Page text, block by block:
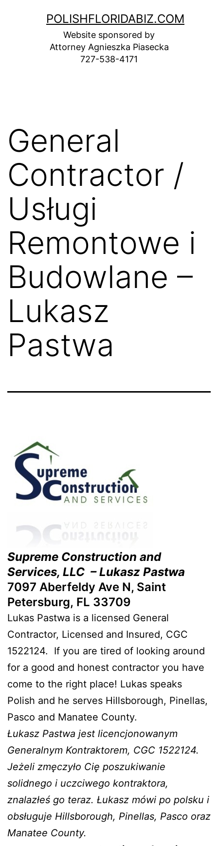
POLISHFLORIDABIZ.COM
Website sponsored by
Attorney Agnieszka Piasecka
727-538-4171
General
Contractor /
Usługi
Remontowe i
Budowlane –
Lukasz
Pastwa
Supreme Construction and
Services, LLC – Lukasz Pastwa
7097 Aberfeldy Ave N, Saint
Petersburg, FL 33709
Lukas Pastwa is a licensed General
Contractor, Licensed and Insured, CGC
1522124. If you are tired of looking around
for a good and honest contractor you have
come to the right place! Lukas speaks
Polish and he serves Hillsborough, Pinellas,
Pasco and Manatee County.
Łukasz Pastwa jest licencjonowanym
Generalnym Kontraktorem, CGC 1522124.
Jeżeli zmęczyło Cię poszukiwanie
solidnego i uczciwego kontraktora,
znalazłeś go teraz. Łukasz mówi po polsku i
obsługuje Hillsborough, Pinellas, Pasco oraz
Manatee County.